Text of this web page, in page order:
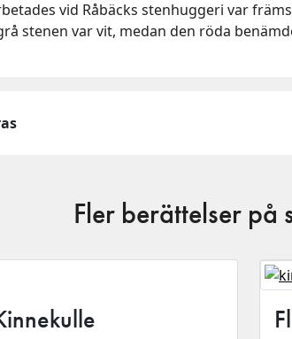
vid Råbäcks stenhuggeri var
stenen var vit, medan den röda
Fler berättelser på